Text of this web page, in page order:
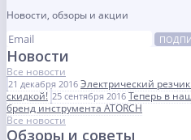
Новости, обзоры и акции
Новости
Все новости
21 декабря 2016 Электрический
скидкой! 25 сентября 2016 Теперь в
бренд инструмента ATORCH
Все новости
Обзоры и советы